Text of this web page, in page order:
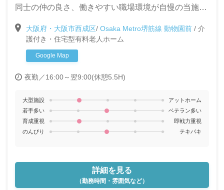
同士の仲の良さ、働きやすい職場環境が自慢の当施設
～OK◎
大阪府・大阪市西成区/ Osaka Metro堺筋線 動物園前 / 介
護付き・住宅型有料老人ホーム
Google Map
夜勤／16:00～翌9:00(休憩5.5H)
大型施設
アットホーム
若手多い
ベテラン多い
育成重視
即戦力重視
のんびり
テキパキ
詳細を見る
（勤務時間・雰囲気など）